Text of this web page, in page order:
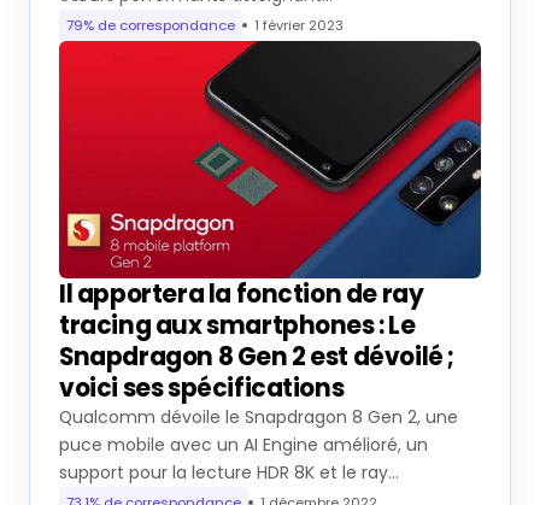
cœurs performants atteignant…
79% de correspondance 1 février 2023
Il apportera la fonction de ray
tracing aux smartphones : Le
Snapdragon 8 Gen 2 est dévoilé ;
voici ses spécifications
Qualcomm dévoile le Snapdragon 8 Gen 2, une
puce mobile avec un AI Engine amélioré, un
support pour la lecture HDR 8K et le ray…